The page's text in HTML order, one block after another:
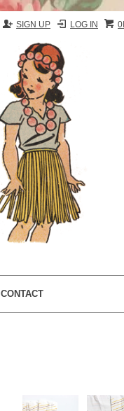
LOG IN
SIGN UP
CONTACT